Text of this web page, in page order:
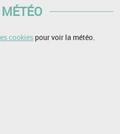
MÉTÉO
cookies pour voir la météo.